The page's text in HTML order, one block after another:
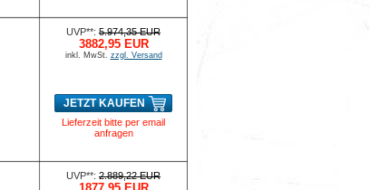
UVP**: 5.974,35 EUR
3882,95 EUR
inkl. MwSt. zzgl. Versand
JETZT KAUFEN
Lieferzeit bitte per email
anfragen
UVP**: 2.889,22 EUR